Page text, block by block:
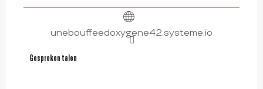
unebouffeedoxygene42.systeme.io
Gesproken talen
Gesproken talen